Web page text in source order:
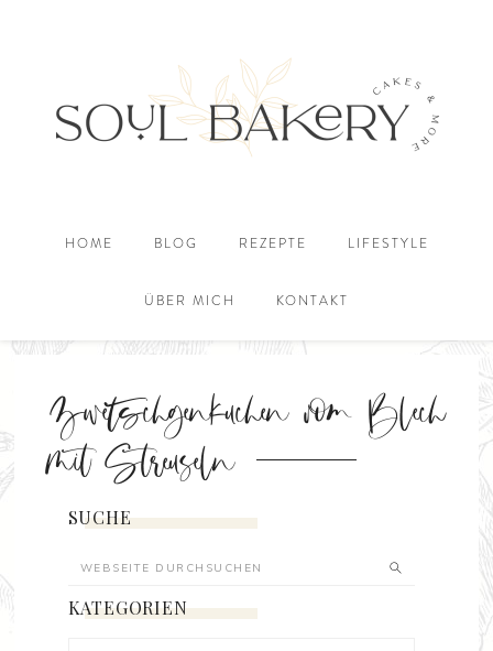
HOME BLOG REZEPTE LIFESTYLE
ÜBER MICH KONTAKT
Zwetschgenkuchen vom Blech
mit Streuseln
SUCHE
KATEGORIEN